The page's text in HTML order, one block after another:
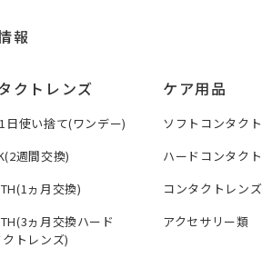
報
クトレンズ
日使い捨て(ワンデー)
週間交換)
ヵ月交換)
ヵ月交換ハード
トレンズ)
ケア用品
ソフトコンタク
ハードコンタク
コンタクトレン
アクセサリー類